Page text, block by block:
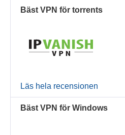
Bäst VPN för torrents
Läs hela recensionen
Bäst VPN för Windows